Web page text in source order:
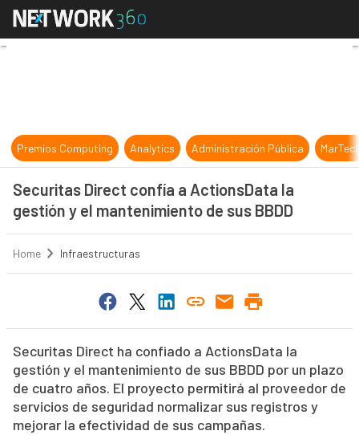
Securitas Direct confía a
Premios Computing Analytics Administración Pública
Securitas Direct confía a ActionsData la
gestión y el mantenimiento de sus BBDD
Home Infraestructuras
Securitas Direct ha confiado a ActionsData la
gestión y el mantenimiento de sus BBDD por un plazo
de cuatro años. El proyecto permitirá al proveedor de
servicios de seguridad normalizar sus registros y
mejorar la efectividad de sus campañas.